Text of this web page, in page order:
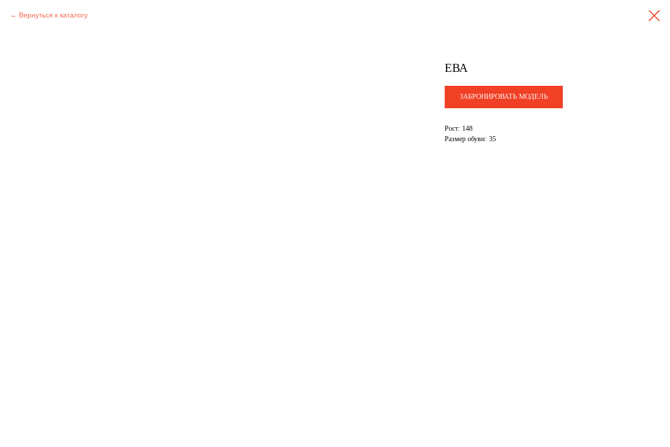
Вернуться к каталогу
ЕВА
ЗАБРОНИРОВАТЬ МОДЕЛЬ
Рост: 148
Размер обуви: 35